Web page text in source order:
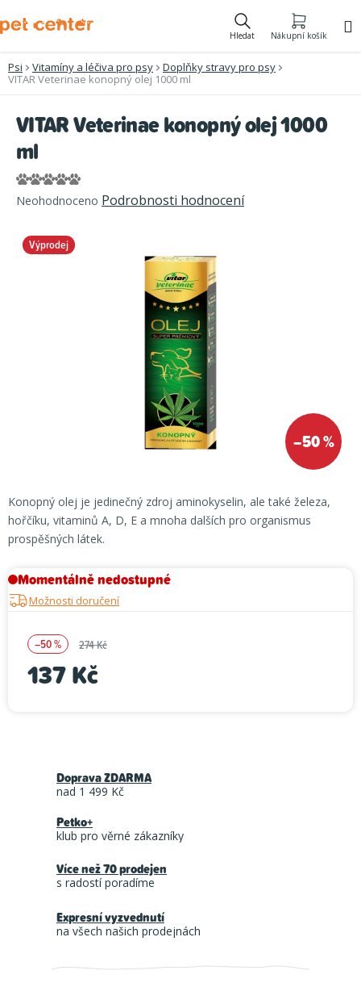
na
Hledat Nákupní košík
Psi Vitamíny a léčiva pro psy
Doplňky stravy pro psy
VITAR Veterinae konopný olej 1000 ml
Konopný olej je jedinečný zdroj aminokyselin, ale také železa,
hořčíku, vitaminů A, D, E a mnoha dalších pro organismus
prospěšných látek.
Momentálně nedostupné
Možnosti doručení
274 Kč
–50 %
137 Kč
VITAR Veterinae konopný olej 1000
ml
Průměrné
hodnocení
je
Neohodnoceno Podrobnosti hodnocení
Výprodej
–50 %
Doprava ZDARMA
nad 1 499 Kč
Petko+
klub pro věrné zákazníky
Více než 70 prodejen
s radostí poradíme
Expresní vyzvednutí
na všech našich prodejnách